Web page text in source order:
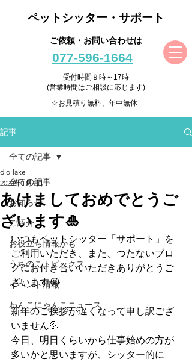
ペットシッター・サポート
ご依頼・お問い合わせは
077-596-1664
受付時間９時～17時
(営業時間はご相談に応じます)
☆お見積り無料、年中無休
記事
全ての記事
お知らせ
ご紹介
お役立ち情報かも
うちのこトピックス
イベント情報
わんこにゃんこニュース
全ての記事
あけましておめでとうご
ざいます🎍
dio-lake
2023年1月4日
いつもペットシッター「サポート」を
ご利用いただき、また、つたないブロ
グにお付き合いいただきありがとうご
ざいます😭
新年のご挨拶が遅くなって申し訳ござ
いません💦
今日、明日くらいから仕事始めの方が
多いかと思いますが、シッター的に